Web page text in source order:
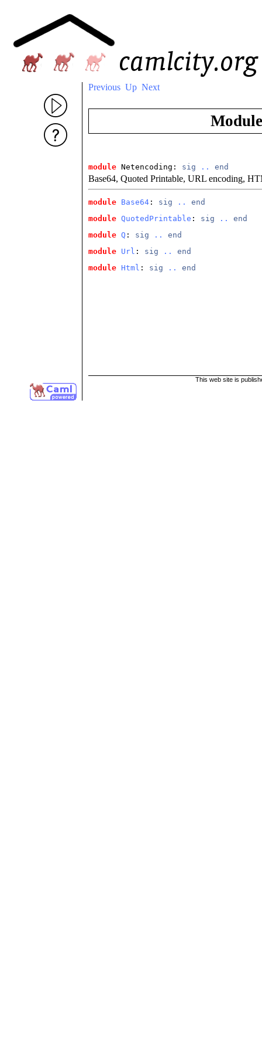
Previous Up Next
module Netencoding: sig .. end
Base64, Quoted Printable, URL encoding,
module Base64 : sig ..
end
module QuotedPrintable : sig ..
end
module Q : sig ..
end
module Url : sig ..
end
module Html : sig .. end
This web site is